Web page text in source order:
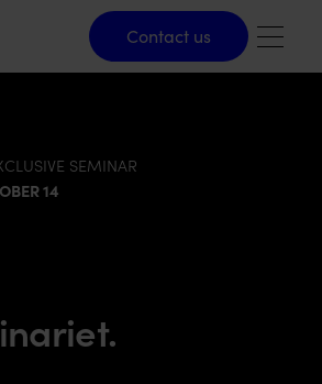
Contact us
Contact us
SEMINAR
14